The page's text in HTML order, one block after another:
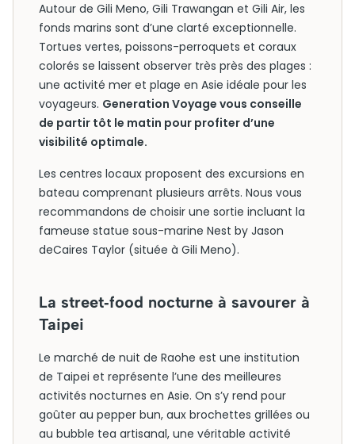
Autour de Gili Meno, Gili Trawangan et Gili Air, les
fonds marins sont d’une clarté exceptionnelle.
Tortues vertes, poissons-perroquets et coraux
colorés se laissent observer très près des plages :
une activité mer et plage en Asie idéale pour les
voyageurs. Generation Voyage vous conseille
de partir tôt le matin pour profiter d’une
visibilité optimale.
Les centres locaux proposent des excursions en
bateau comprenant plusieurs arrêts. Nous vous
recommandons de choisir une sortie incluant la
fameuse statue sous-marine Nest by Jason
deCaires Taylor (située à Gili Meno).
La street‑food nocturne à savourer à
Taipei
Le marché de nuit de Raohe est une institution
de Taipei et représente l’une des meilleures
activités nocturnes en Asie. On s’y rend pour
goûter au pepper bun, aux brochettes grillées ou
au bubble tea artisanal, une véritable activité